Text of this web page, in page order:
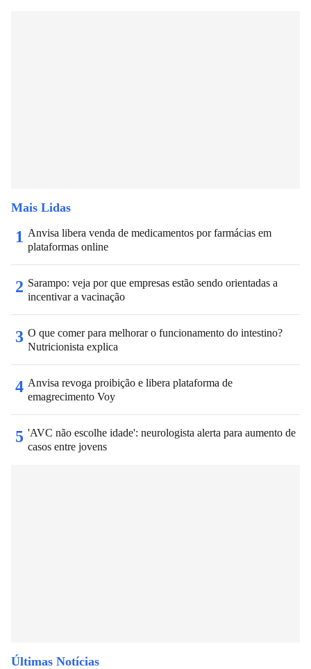
Mais Lidas
1 Anvisa libera venda de medicamentos por farmácias em
plataformas online
2 Sarampo: veja por que empresas estão sendo orientadas a
incentivar a vacinação
3 O que comer para melhorar o funcionamento do intestino?
Nutricionista explica
4 Anvisa revoga proibição e libera plataforma de
emagrecimento Voy
5 'AVC não escolhe idade': neurologista alerta para aumento de
casos entre jovens
Últimas Notícias